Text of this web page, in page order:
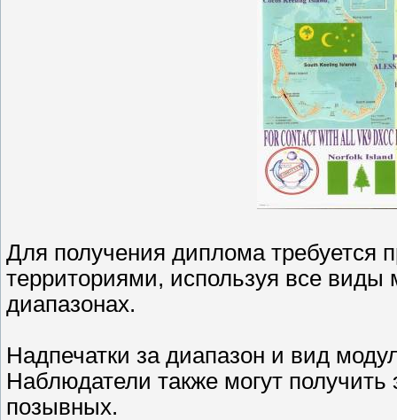
Для получения диплома требуется
территориями, используя все виды
диапазонах.
Надпечатки за диапазон и вид
Наблюдатели также могут получить
позывных.